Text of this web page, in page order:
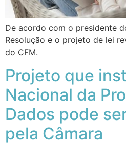
De acordo com o presidente
Resolução e o projeto de lei
do CFM.
Projeto que
Nacional da
Dados pode
pela Câmara